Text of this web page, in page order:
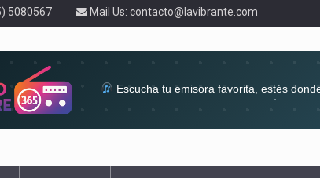
5080567 Mail Us: contacto@lavibrante.com
Escucha tu emisora favorita, estés